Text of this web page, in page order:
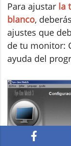
Para ajustar la
blanco,
ajustes que
de tu monitor:
ayuda del